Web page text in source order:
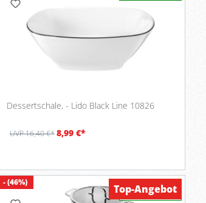
Dessertschale, - Lido Black Line 10826
UVP 16,40 €*8,99 €*
- (46%)
Verfügbar
Top-Angebot